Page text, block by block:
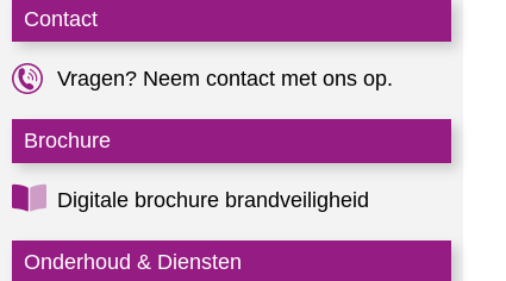
Contact
Vragen? Neem contact met ons op.
Brochure
Digitale brochure brandveiligheid
Onderhoud & Diensten